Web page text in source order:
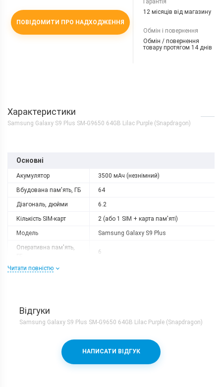
ПОВІДОМИТИ ПРО НАДХОДЖЕННЯ
Гарантія
12 місяців від магазину
Обмін і повернення
Обмін / повернення
товару протягом 14 днів
Характеристики
Samsung Galaxy S9 Plus SM-G9650 64GB Lilac Purple (Snapdragon)
Основні
Акумулятор 3500 мАч (незнімний)
Вбудована пам'ять, ГБ 64
Діагональ, дюйми 6.2
Кількість SIM-карт 2 (або 1 SIM + карта пам'яті)
Модель Samsung Galaxy S9 Plus
Оперативна пам'ять,
6
Роздільна здатність
Процесор
Qualcomm Snapdragon 845 + Adreno
630
Читати повністю
Відгуки
Samsung Galaxy S9 Plus SM-G9650 64GB Lilac Purple (Snapdragon)
НАПИСАТИ ВІДГУК